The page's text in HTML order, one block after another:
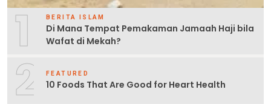
1 BERITA ISLAM
Di Mana Tempat Pemakaman Jamaah Haji bila
Wafat di Mekah?
2 FEATURED
10 Foods That Are Good for Heart Health